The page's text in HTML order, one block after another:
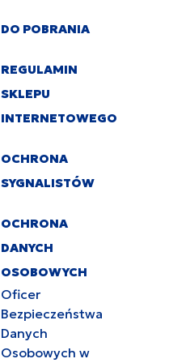
DO POBRANIA
REGULAMIN
SKLEPU
INTERNETOWEGO
OCHRONA
SYGNALISTÓW
OCHRONA
DANYCH
OSOBOWYCH
Oficer
Bezpieczeństwa
Danych
Osobowych w